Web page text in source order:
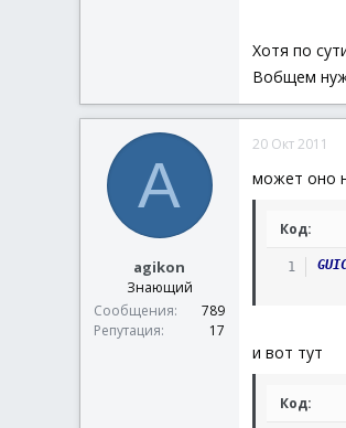
Хотя по
Вобщем
A
agikon
Знающий
Сообщения
789
Репутация
17
20 Окт 2011
может оно
Код:
и вот тут
Код: